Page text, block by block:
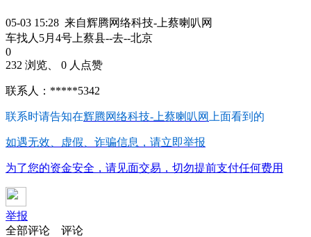
05-03 15:28 来自辉腾网络科技-上蔡喇叭网
车找人5月4号上蔡县--去--北京
0
232 浏览、 0 人点赞
联系人：*****5342
联系时请告知在辉腾网络科技-上蔡喇叭网 上面看到的
如遇无效、虚假、诈骗信息，请立即举报
为了您的资金安全，请见面交易，切勿提前支付任何费用
举报
全部评论
评论